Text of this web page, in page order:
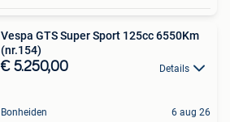
Vespa GTS Super Sport 125cc 6550Km
(nr.154)
€ 5.250,00 Details
Bonheiden 6 aug 26